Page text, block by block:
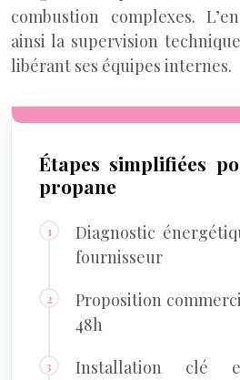
combustion complexes.
ainsi la supervision
libérant ses équipes internes.
Étapes simplifiées
propane
Diagnostic
fournisseur
Proposition
48h
Installation clé